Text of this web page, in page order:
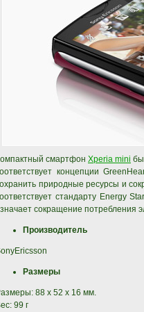
смартфон Xperia mini
концепции
природные ресурсы и
стандарту Energy
сокращение потребления
Производитель
Размеры
88 x 52 x 16 мм.
99 г